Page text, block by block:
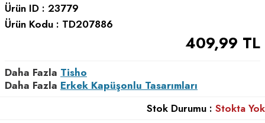
Ürün ID : 23779
Ürün Kodu : TD207886
409,99 TL
Daha Fazla Tisho
Daha Fazla Erkek Kapüşonlu Tasarımları
Stok Durumu : Stokta Yok